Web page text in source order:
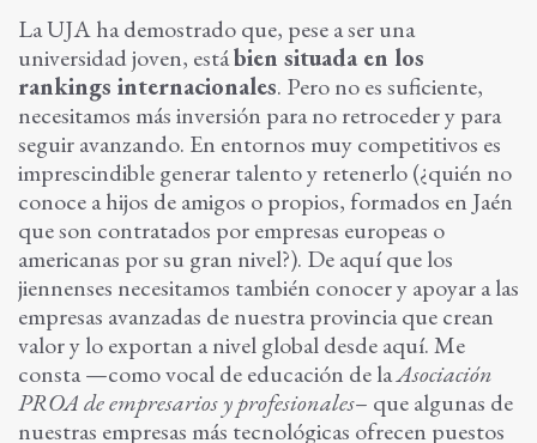
La UJA ha demostrado que, pese a ser una
universidad joven, estábien situada en los
rankings internacionales. Pero no es suficiente,
necesitamos más inversión para no retroceder y para
seguir avanzando. En entornos muy competitivos es
imprescindible generar talento y retenerlo (¿quién no
conoce a hijos de amigos o propios, formados en Jaén
que son contratados por empresas europeas o
americanas por su gran nivel?). De aquí que los
jiennenses necesitamos también conocer y apoyar a las
empresas avanzadas de nuestra provincia que crean
valor y lo exportan a nivel global desde aquí. Me
consta —como vocal de educación de laAsociación
PROA de empresarios y profesionales– que algunas de
nuestras empresas más tecnológicas ofrecen puestos